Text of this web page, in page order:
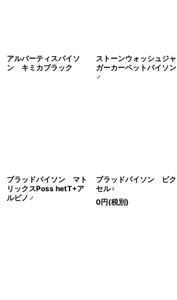
アルバーティスパイソ
ン キミカブラック
ストーンウォッシュジャ
ガーカーペットパイソン
♂
ブラッドパイソン マト
リックスPoss hetT+ア
ルビノ♂
ブラッドパイソン ピク
セル♀
0円(税別)